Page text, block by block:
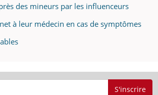
des mineurs par les influenceurs
à leur médecin en cas de symptômes
S'inscrire
se